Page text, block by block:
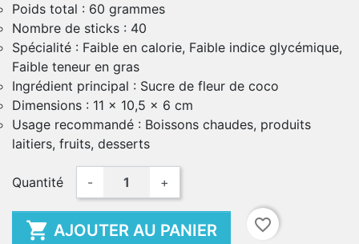
Poids total : 60 grammes
Nombre de sticks : 40
Spécialité : Faible en calorie, Faible indice glycémique,
Faible teneur en gras
Ingrédient principal : Sucre de fleur de coco
Dimensions : ‎11 x 10,5 x 6 cm
Usage recommandé : Boissons chaudes, produits
laitiers, fruits, desserts
Quantité - +
 AJOUTER AU PANIER favorite_border